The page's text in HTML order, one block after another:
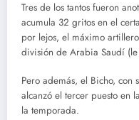
Tres de los tantos fueron
acumula 32 gritos en el
por lejos, el máximo
división de Arabia Saudí
Pero además, el Bicho, con
alcanzó el tercer puesto en
la temporada.